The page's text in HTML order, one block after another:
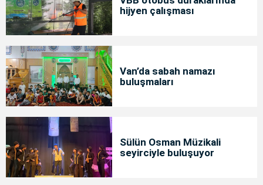
hijyen çalışması
Van’da sabah namazı
buluşmaları
Sülün Osman Müzikali
seyirciyle buluşuyor